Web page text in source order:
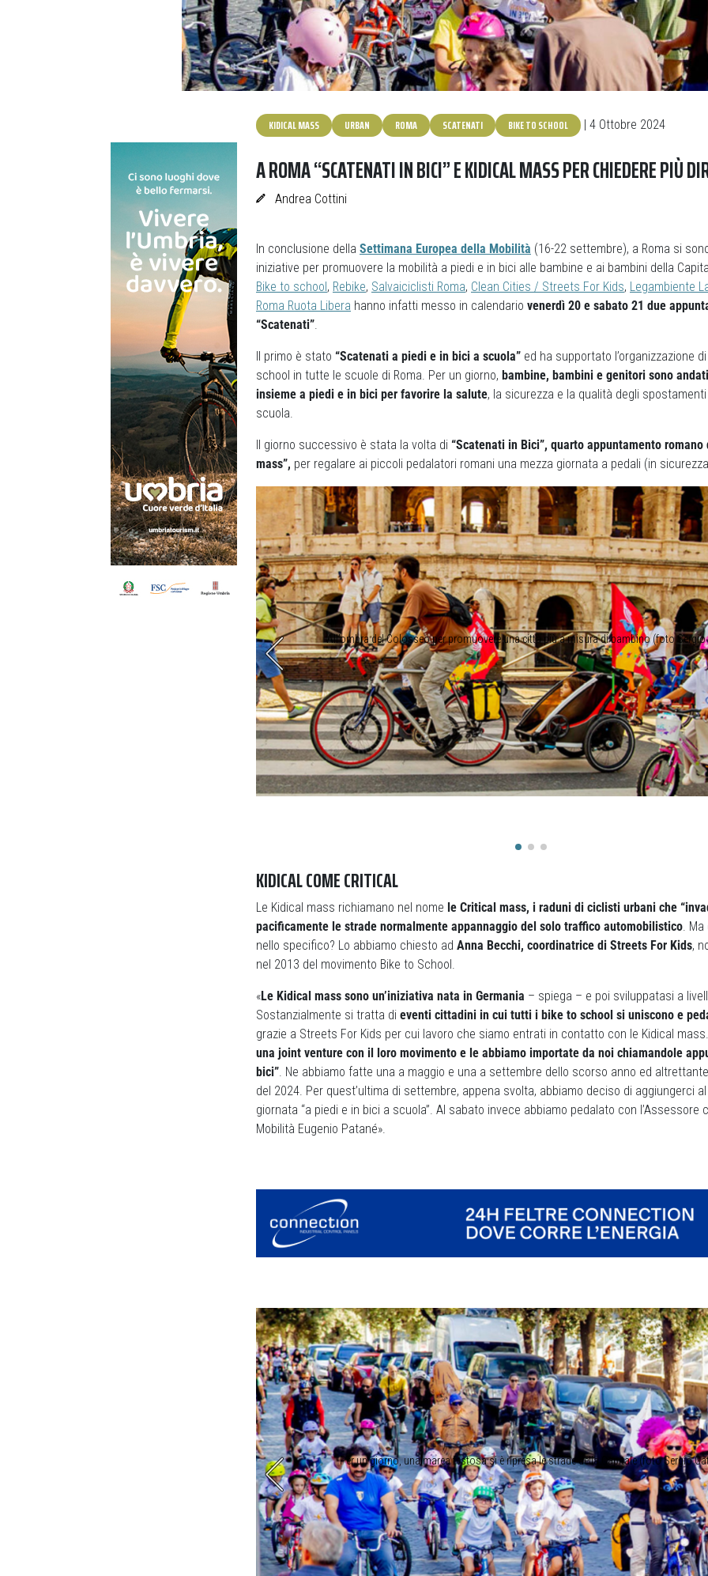
KIDICAL MASS URBAN ROMA SCATENATI BIKE TO SCHOOL | 4 Ottobre 2024
A ROMA “SCATENATI IN BICI” E KIDICAL MASS PER CHIEDERE PIÙ
Andrea Cottini
In conclusione della Settimana Europea della Mobilità (16-22 settembre), a Roma si
iniziative per promuovere la mobilità a piedi e in bici alle bambine e ai bambini della
Bike to school , Rebike, Salvaiciclisti Roma, Clean Cities / Streets For Kids, Legambiente
Roma Ruota Libera hanno infatti messo in calendario venerdì 20 e sabato 21 due
“Scatenati”.
Il primo è stato “Scatenati a piedi e in bici a scuola” ed ha supportato l’organizzazione
school in tutte le scuole di Roma. Per un giorno, bambine, bambini e genitori sono
insieme a piedi e in bici per favorire la salute, la sicurezza e la qualità degli
scuola.
Il giorno successivo è stata la volta di “Scatenati in Bici”, quarto appuntamento romano
mass”, per regalare ai piccoli pedalatori romani una mezza giornata a pedali (in
All’ombra del Colosseo per promuovere una città più a misura di bambino (foto Sergio
KIDICAL COME CRITICAL
Le Kidical mass richiamano nel nome le Critical mass, i raduni di ciclisti urbani che
pacificamente le strade normalmente appannaggio del solo traffico automobilistico.
nello specifico? Lo abbiamo chiesto ad Anna Becchi, coordinatrice di Streets For Kids,
nel 2013 del movimento Bike to School.
«Le Kidical mass sono un’iniziativa nata in Germania – spiega – e poi sviluppatasi a
Sostanzialmente si tratta di eventi cittadini in cui tutti i bike to school si uniscono e
grazie a Streets For Kids per cui lavoro che siamo entrati in contatto con le Kidical mass.
una joint venture con il loro movimento e le abbiamo importate da noi chiamandole
bici”. Ne abbiamo fatte una a maggio e una a settembre dello scorso anno ed
del 2024. Per quest’ultima di settembre, appena svolta, abbiamo deciso di aggiungerci
giornata “a piedi e in bici a scuola”. Al sabato invece abbiamo pedalato con l’Assessore
Mobilità Eugenio Patané».
Per un giorno, una marea festosa si è ripresa le strade della Capitale (foto Sergio